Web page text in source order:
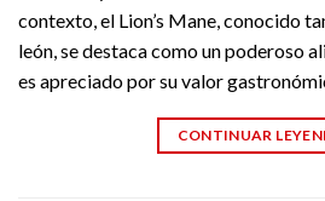
contexto, el Lion’s Mane, conocido
león, se destaca como un poderoso
es apreciado por su valor
CONTINUAR